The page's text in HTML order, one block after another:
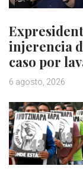
injerencia
caso por
6 agosto, 2026